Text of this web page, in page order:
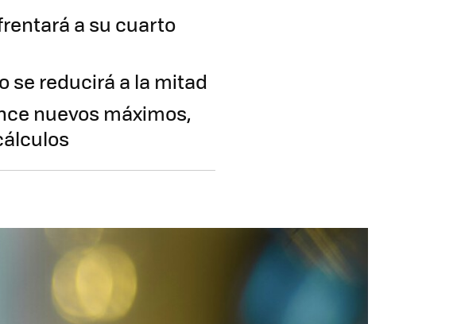
a su cuarto
se reducirá a la mitad
nuevos máximos,